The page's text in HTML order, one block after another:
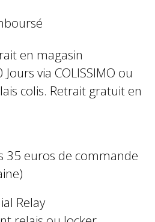
en magasin
via COLISSIMO ou
colis. Retrait gratuit en
35 euros de commande
Relay